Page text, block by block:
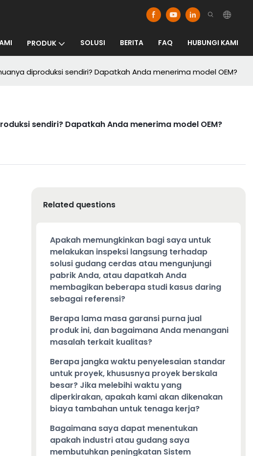
PRODUK SOLUSI BERITA FAQ HUBUNGI KAMI
diproduksi sendiri? Dapatkah Anda menerima model OEM?
sendiri? Dapatkah Anda menerima model OEM?
Related questions
Apakah memungkinkan bagi saya untuk
melakukan inspeksi langsung terhadap
solusi gudang cerdas atau mengunjungi
pabrik Anda, atau dapatkah Anda
membagikan beberapa studi kasus daring
sebagai referensi?
Berapa lama masa garansi purna jual
produk ini, dan bagaimana Anda menangani
masalah terkait kualitas?
Berapa jangka waktu penyelesaian standar
untuk proyek, khususnya proyek berskala
besar? Jika melebihi waktu yang
diperkirakan, apakah kami akan dikenakan
biaya tambahan untuk tenaga kerja?
Bagaimana saya dapat menentukan
apakah industri atau gudang saya
membutuhkan peningkatan Sistem